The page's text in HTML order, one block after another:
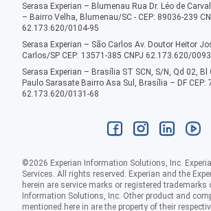
Serasa Experian – Blumenau Rua Dr. Léo de
– Bairro Velha, Blumenau/SC - CEP: 89036-239
62.173.620/0104-95
Serasa Experian – São Carlos Av. Doutor Heitor
Carlos/SP CEP: 13571-385 CNPJ 62.173.620/
Serasa Experian – Brasília ST SCN, S/N, Qd 02, Bl
Paulo Sarasate Bairro Asa Sul, Brasília – DF CEP:
62.173.620/0131-68
©2026 Experian Information Solutions, Inc.
Services. All rights reserved. Experian and the
herein are service marks or registered trademarks
Information Solutions, Inc. Other product and
mentioned here in are the property of their